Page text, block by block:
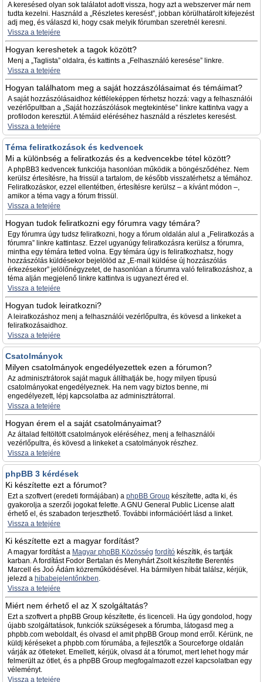
A keresésed olyan sok találatot adott vissza, hogy azt a webszerver már nem
tudta kezelni. Használd a „Részletes keresést”, jobban körülhatárolt kifejezést
adj meg, és válaszd ki, hogy csak melyik fórumban szeretnél keresni.
Vissza a tetejére
Hogyan kereshetek a tagok között?
Menj a „Taglista” oldalra, és kattints a „Felhasználó keresése” linkre.
Vissza a tetejére
Hogyan találhatom meg a saját hozzászólásaimat és témáimat?
A saját hozzászólásaidhoz kétféleképpen férhetsz hozzá: vagy a felhasználói
vezérlőpultban a „Saját hozzászólások megtekintése” linkre kattintva vagy a
profilodon keresztül. A témáid eléréséhez használd a részletes keresést.
Vissza a tetejére
Téma feliratkozások és kedvencek
Mi a különbség a feliratkozás és a kedvencekbe tétel között?
A phpBB3 kedvencek funkciója hasonlóan működik a böngésződéhez. Nem
kerülsz értesítésre, ha frissül a tartalom, de később visszatérhetsz a témához.
Feliratkozáskor, ezzel ellentétben, értesítésre kerülsz – a kívánt módon –,
amikor a téma vagy a fórum frissül.
Vissza a tetejére
Hogyan tudok feliratkozni egy fórumra vagy témára?
Egy fórumra úgy tudsz feliratkozni, hogy a fórum oldalán alul a „Feliratkozás a
fórumra” linkre kattintasz. Ezzel ugyanúgy feliratkozásra kerülsz a fórumra,
mintha egy témára tetted volna. Egy témára úgy is feliratkozhatsz, hogy
hozzászólás küldésekor bejelölöd az „E-mail küldése új hozzászólás
érkezésekor” jelölőnégyzetet, de hasonlóan a fórumra való feliratkozáshoz, a
téma alján megjelenő linkre kattintva is ugyanezt éred el.
Vissza a tetejére
Hogyan tudok leiratkozni?
A leiratkozáshoz menj a felhasználói vezérlőpultra, és kövesd a linkeket a
feliratkozásaidhoz.
Vissza a tetejére
Csatolmányok
Milyen csatolmányok engedélyezettek ezen a fórumon?
Az adminisztrátorok saját maguk állíthatják be, hogy milyen típusú
csatolmányokat engedélyeznek. Ha nem vagy biztos benne, mi
engedélyezett, lépj kapcsolatba az adminisztrátorral.
Vissza a tetejére
Hogyan érem el a saját csatolmányaimat?
Az általad feltöltött csatolmányok eléréséhez, menj a felhasználói
vezérlőpultra, és kövesd a linkeket a csatolmányok részhez.
Vissza a tetejére
phpBB 3 kérdések
Ki készítette ezt a fórumot?
Ezt a szoftvert (eredeti formájában) a phpBB Group készítette, adta ki, és
gyakorolja a szerzői jogokat felette. A GNU General Public License alatt
érhető el, és szabadon terjeszthető. További információért lásd a linket.
Vissza a tetejére
Ki készítette ezt a magyar fordítást?
A magyar fordítást a Magyar phpBB Közösség fordító készítik, és tartják
karban. A fordítást Fodor Bertalan és Menyhárt Zsolt készítette Berentés
Marcell és Joó Ádám közreműködésével. Ha bármilyen hibát találsz, kérjük,
jelezd a hibabejelentőnkben.
Vissza a tetejére
Miért nem érhető el az X szolgáltatás?
Ezt a szoftvert a phpBB Group készítette, és licenceli. Ha úgy gondolod, hogy
újabb szolgáltatások, funkciók szükségesek a fórumba, látogasd meg a
phpbb.com weboldalt, és olvasd el amit phpBB Group mond erről. Kérünk, ne
küldj kéréseket a phpbb.com fórumába, a fejlesztők a Sourceforge oldalán
várják az ötleteket. Emellett, kérjük, olvasd át a fórumot, mert lehet hogy már
felmerült az ötlet, és a phpBB Group megfogalmazott ezzel kapcsolatban egy
véleményt.
Vissza a tetejére